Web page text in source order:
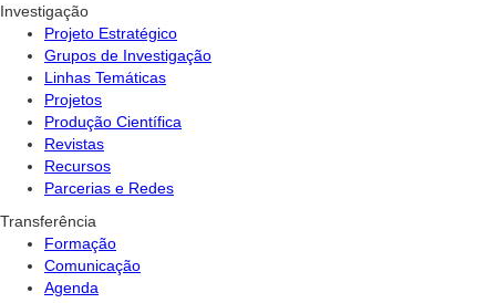
Investigação
Projeto Estratégico
Grupos de Investigação
Linhas Temáticas
Projetos
Produção Científica
Revistas
Recursos
Parcerias e Redes
Transferência
Formação
Comunicação
Agenda